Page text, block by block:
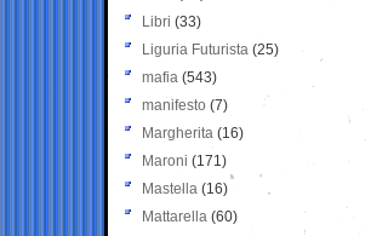
Libri (33)
Liguria Futurista (25)
mafia (543)
manifesto (7)
Margherita (16)
Maroni (171)
Mastella (16)
Mattarella (60)